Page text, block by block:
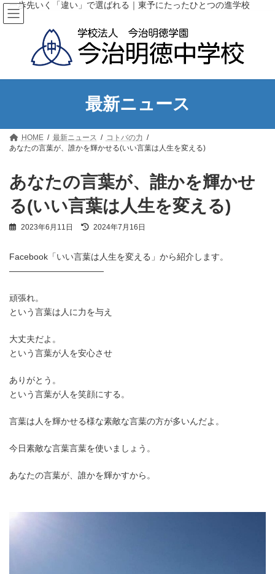
コ
ン
テ
キ
ナ
ビ
ゲ
に
一歩先いく「違い」で選ばれる｜東予にたったひとつの進学校
最新ニュース
HOME 最新ニュース
コトバの力
あなたの言葉が、誰かを輝かせる(いい言葉は人生を変える)
あなたの言葉が、誰かを輝かせ
る(いい言葉は人生を変える)
2023年6月11日
最
新
2024年7月16日
Facebook「いい言葉は人生を変える」から紹介します。
———————————
頑張れ。
という言葉は人に力を与え
大丈夫だよ。
という言葉が人を安心させ
ありがとう。
という言葉が人を笑顔にする。
言葉は人を輝かせる様な素敵な言葉の方が多いんだよ。
今日素敵な言葉言葉を使いましょう。
あなたの言葉が、誰かを輝かすから。